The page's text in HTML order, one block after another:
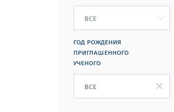
год рождения
приглашенного
ученого